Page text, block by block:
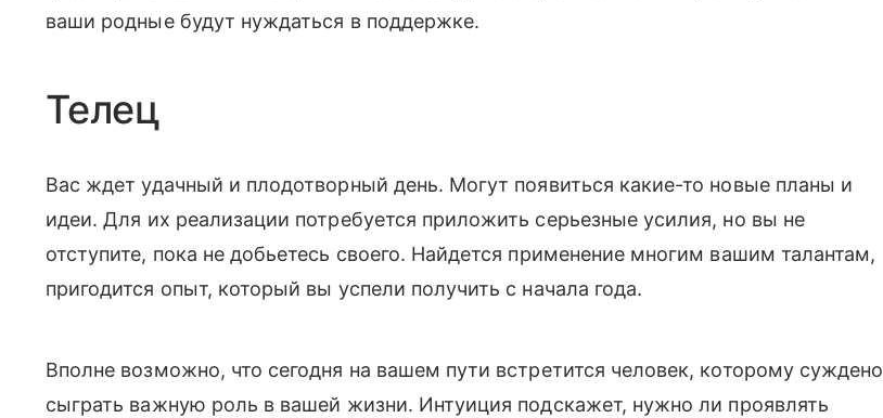
ваши родные будут нуждаться в поддержке.
Телец
Вас ждет удачный и плодотворный день. Могут появиться какие-то новые планы и
идеи. Для их реализации потребуется приложить серьезные усилия, но вы не
отступите, пока не добьетесь своего. Найдется применение многим вашим талантам,
пригодится опыт, который вы успели получить с начала года.
Вполне возможно, что сегодня на вашем пути встретится человек, которому суждено
сыграть важную роль в вашей жизни. Интуиция подскажет, нужно ли проявлять